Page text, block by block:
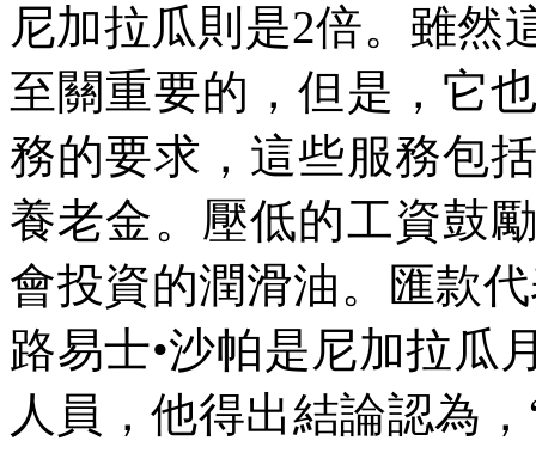
尼加拉瓜則是2倍。雖然
至關重要的，但是，它
務的要求，這些服務包
養老金。壓低的工資鼓
會投資的潤滑油。匯款
路易士•沙帕是尼加拉瓜
人員，他得出結論認為